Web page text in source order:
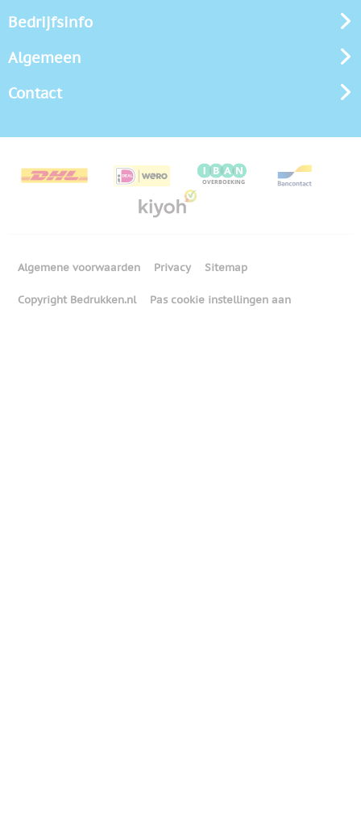
Bedrijfsinfo
Algemeen
Contact
Algemene voorwaarden Privacy Sitemap
Copyright Bedrukken.nl Pas cookie instellingen aan